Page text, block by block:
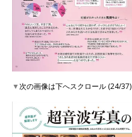
▼次の画像は下へスクロール (24/37)